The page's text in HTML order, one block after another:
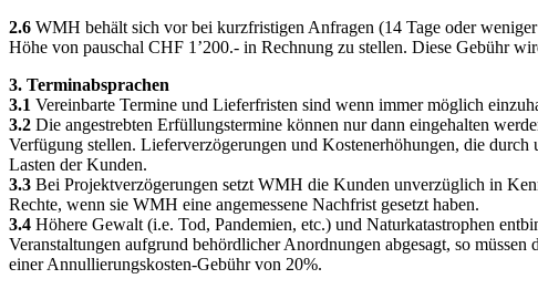
2.6 WMH behält sich vor bei kurzfristigen Anfragen (14 Tage oder
Höhe von pauschal CHF 1’200.- in Rechnung zu stellen. Diese Gebühr
3. Terminabsprachen
3.1 Vereinbarte Termine und Lieferfristen sind wenn immer möglich
3.2 Die angestrebten Erfüllungstermine können nur dann eingehalten
Verfügung stellen. Lieferverzögerungen und Kostenerhöhungen, die
Lasten der Kunden.
3.3 Bei Projektverzögerungen setzt WMH die Kunden unverzüglich in
Rechte, wenn sie WMH eine angemessene Nachfrist gesetzt haben.
3.4 Höhere Gewalt (i.e. Tod, Pandemien, etc.) und Naturkatastrophen
Veranstaltungen aufgrund behördlicher Anordnungen abgesagt, so
einer Annullierungskosten-Gebühr von 20%.